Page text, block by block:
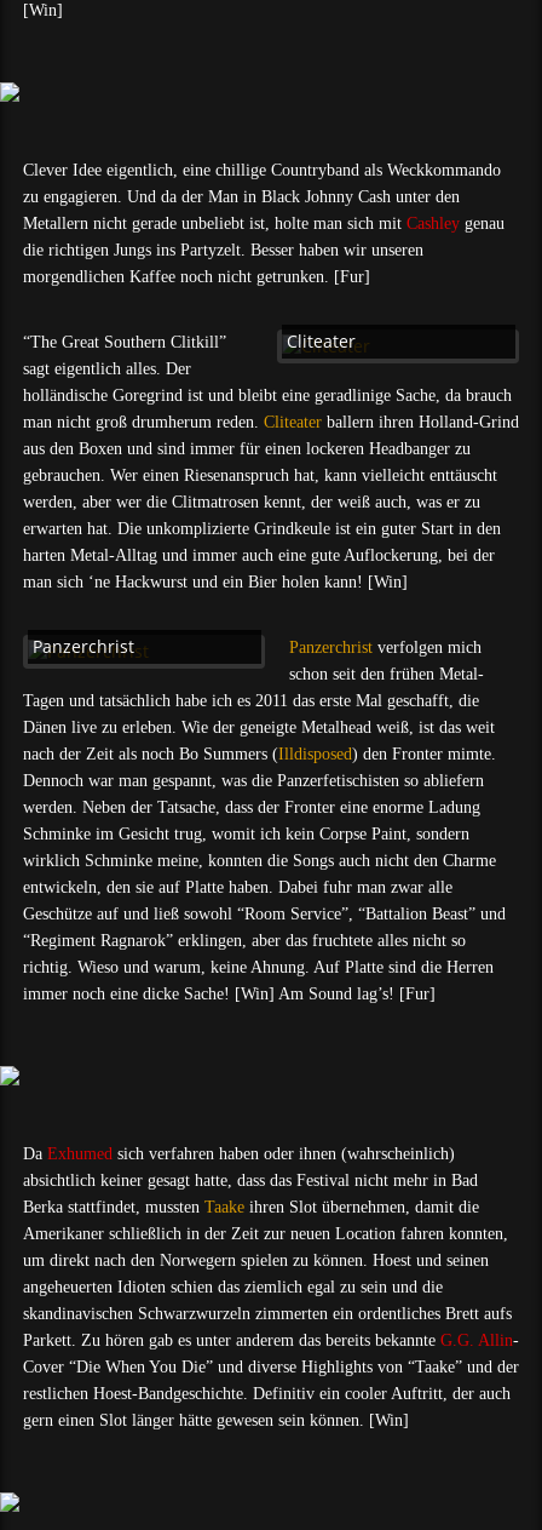
[Win]
Clever Idee eigentlich, eine chillige Countryband als Weckkommando
zu engagieren. Und da der Man in Black Johnny Cash unter den
Metallern nicht gerade unbeliebt ist, holte man sich mit Cashley genau
die richtigen Jungs ins Partyzelt. Besser haben wir unseren
morgendlichen Kaffee noch nicht getrunken. [Fur]
Cliteater
“The Great Southern Clitkill”
sagt eigentlich alles. Der
holländische Goregrind ist und bleibt eine geradlinige Sache, da brauch
man nicht groß drumherum reden. Cliteater ballern ihren Holland-Grind
aus den Boxen und sind immer für einen lockeren Headbanger zu
gebrauchen. Wer einen Riesenanspruch hat, kann vielleicht enttäuscht
werden, aber wer die Clitmatrosen kennt, der weiß auch, was er zu
erwarten hat. Die unkomplizierte Grindkeule ist ein guter Start in den
harten Metal-Alltag und immer auch eine gute Auflockerung, bei der
man sich ‘ne Hackwurst und ein Bier holen kann! [Win]
Panzerchrist Panzerchrist verfolgen mich
schon seit den frühen Metal-
Tagen und tatsächlich habe ich es 2011 das erste Mal geschafft, die
Dänen live zu erleben. Wie der geneigte Metalhead weiß, ist das weit
nach der Zeit als noch Bo Summers (Illdisposed) den Fronter mimte.
Dennoch war man gespannt, was die Panzerfetischisten so abliefern
werden. Neben der Tatsache, dass der Fronter eine enorme Ladung
Schminke im Gesicht trug, womit ich kein Corpse Paint, sondern
wirklich Schminke meine, konnten die Songs auch nicht den Charme
entwickeln, den sie auf Platte haben. Dabei fuhr man zwar alle
Geschütze auf und ließ sowohl “Room Service”, “Battalion Beast” und
“Regiment Ragnarok” erklingen, aber das fruchtete alles nicht so
richtig. Wieso und warum, keine Ahnung. Auf Platte sind die Herren
immer noch eine dicke Sache! [Win] Am Sound lag’s! [Fur]
Da Exhumed sich verfahren haben oder ihnen (wahrscheinlich)
absichtlich keiner gesagt hatte, dass das Festival nicht mehr in Bad
Berka stattfindet, mussten Taake ihren Slot übernehmen, damit die
Amerikaner schließlich in der Zeit zur neuen Location fahren konnten,
um direkt nach den Norwegern spielen zu können. Hoest und seinen
angeheuerten Idioten schien das ziemlich egal zu sein und die
skandinavischen Schwarzwurzeln zimmerten ein ordentliches Brett aufs
Parkett. Zu hören gab es unter anderem das bereits bekannte G.G. Allin-
Cover “Die When You Die” und diverse Highlights von “Taake” und der
restlichen Hoest-Bandgeschichte. Definitiv ein cooler Auftritt, der auch
gern einen Slot länger hätte gewesen sein können. [Win]